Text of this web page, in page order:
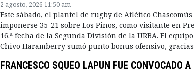
2 agosto, 2026 11:50 am
Este sábado, el plantel de rugby de Atlético
imponerse 35-21 sobre Los Pinos, como visitante en
16.ª fecha de la Segunda División de la URBA. El
Chivo Haramberry sumó punto bonus ofensivo,
FRANCESCO SQUEO LAPUN FUE CONVOCADO